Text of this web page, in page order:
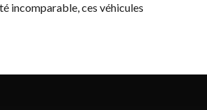
incomparable, ces véhicules